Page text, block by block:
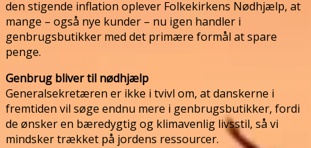
den stigende inflation oplever Folkekirkens Nødhjælp, at
mange – også nye kunder – nu igen handler i
genbrugsbutikker med det primære formål at spare
penge.
Genbrug bliver til nødhjælp
Generalsekretæren er ikke i tvivl om, at danskerne i
fremtiden vil søge endnu mere i genbrugsbutikker, fordi
de ønsker en bæredygtig og klimavenlig livsstil, så vi
mindsker trækket på jordens ressourcer.